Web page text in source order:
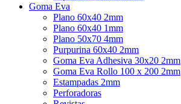
Goma Eva
Plano 60x40 2mm
Plano 60x40 1mm
Plano 50x70 4mm
Purpurina 60x40 2mm
Goma Eva Adhesiva 30x20 2mm
Goma Eva Rollo 100 x 200 2mm
Estampadas 2mm
Perforadoras